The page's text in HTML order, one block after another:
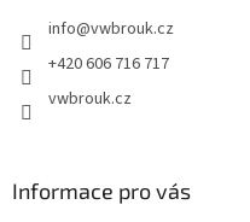
info@vwbrouk.cz
+420 606 716 717
vwbrouk.cz
Informace pro vás